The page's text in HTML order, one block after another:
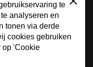
AANMELDEN
te
analyseren en
tonen via derde
cookies gebruiken
op 'Cookie
Sluiten